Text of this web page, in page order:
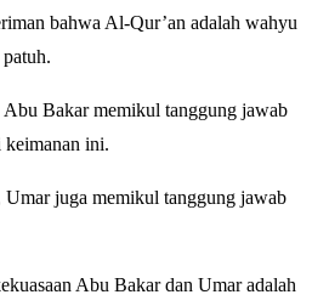
bahwa Al-Qur’an adalah wahyu
Abu Bakar memikul tanggung jawab
keimanan ini.
juga memikul tanggung jawab
Abu Bakar dan Umar adalah